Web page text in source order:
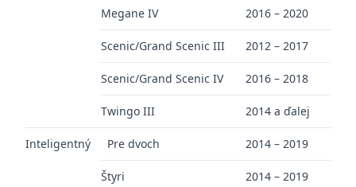
Megane IV 2016 – 2020
Scenic/Grand Scenic III 2012 – 2017
Scenic/Grand Scenic IV 2016 – 2018
Twingo III 2014 a ďalej
Inteligentný Pre dvoch 2014 – 2019
Štyri 2014 – 2019